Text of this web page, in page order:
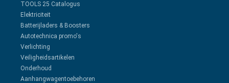
TOOLS 25 Catalogus
Elektriciteit
Batterijladers & Boosters
Autotechnica promo's
Verlichting
Veiligheidsartikelen
Onderhoud
Aanhangwagentoebehoren